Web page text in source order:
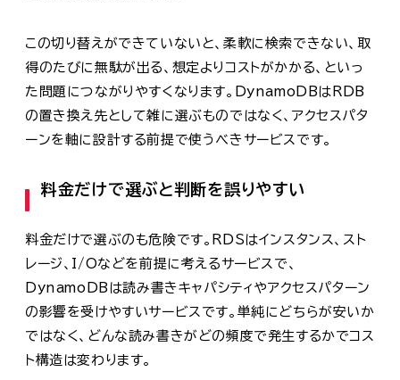
この切り替えができていないと、柔軟に検索できない、取
得のたびに無駄が出る、想定よりコストがかかる、といっ
た問題につながりやすくなります。DynamoDBはRDB
の置き換え先として雑に選ぶものではなく、アクセスパタ
ーンを軸に設計する前提で使うべきサービスです。
料金だけで選ぶと判断を誤りやすい
料金だけで選ぶのも危険です。RDSはインスタンス、スト
レージ、I/Oなどを前提に考えるサービスで、
DynamoDBは読み書きキャパシティやアクセスパターン
の影響を受けやすいサービスです。単純にどちらが安いか
ではなく、どんな読み書きがどの頻度で発生するかでコス
ト構造は変わります。